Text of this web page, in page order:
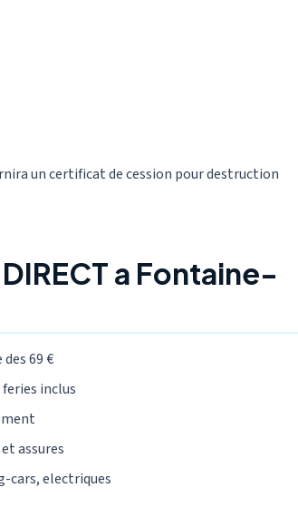
un certificat de cession pour destruction
a Fontaine-
69 €
inclus
assures
cars, electriques